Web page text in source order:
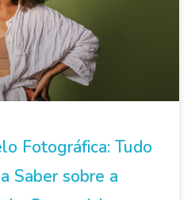
Fotográfica: Tudo
Saber sobre a